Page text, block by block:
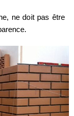
ne doit pas être